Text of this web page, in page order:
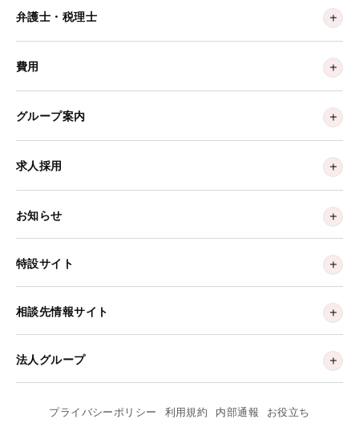
弁護士・税理士
費用
グループ案内
求人採用
お知らせ
特設サイト
相談先情報サイト
法人グループ
プライバシーポリシー 利用規約 内部通報 お役立ち